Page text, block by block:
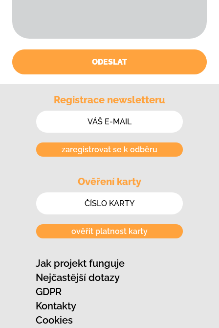
ODESLAT
Jak projekt funguje
Nejčastější dotazy
GDPR
Kontakty
Cookies
Registrace newsletteru
zaregistrovat se k odběru
Ověření karty
ověřit platnost karty